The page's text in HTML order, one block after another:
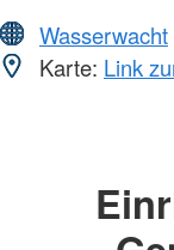
Wasserwacht
Karte: Link